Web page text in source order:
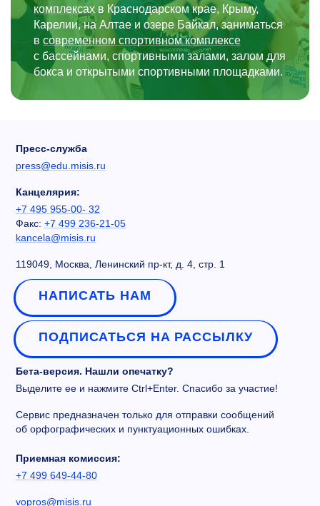
комплексах в Краснодарском крае, Крыму,
Карелии, на Алтае и озере Байкал, заниматься
в современном спортивном комплексе
с бассейнами, спортивными залами, залом для
бокса и открытыми спортивными площадками.
Пресс-служба
press@edu.misis.ru
Канцелярия:
+7 495 955-00- 32
Факс: +7 499 236-21-05
kancela@misis.ru
119049, Москва, Ленинский пр-кт, д. 4, стр. 1
НАПИСАТЬ НАМ
ПОДПИСАТЬСЯ НА РАССЫЛКУ
Бета-версия. Нашли опечатку?
Выделите ее и нажмите Ctrl+Enter. Спасибо за участие!
Сервис предназначен только для отправки сообщений
об орфографических и пунктуационных ошибках.
Приемная комиссия:
+7 499 649-44-80
vopros@misis.ru